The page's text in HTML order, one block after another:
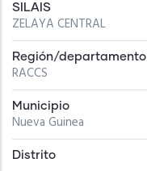
SILAIS
ZELAYA CENTRAL
Región/departamento
RACCS
Municipio
Nueva Guinea
Distrito